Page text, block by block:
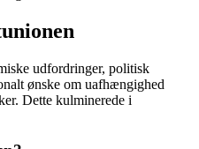
udfordringer, politisk
ønske om uafhængighed
Dette kulminerede i